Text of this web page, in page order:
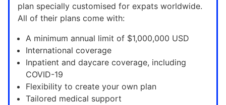
plan specially customised for expats worldwide.
All of their plans come with:
A minimum annual limit of $1,000,000 USD
International coverage
Inpatient and daycare coverage, including
COVID-19
Flexibility to create your own plan
Tailored medical support